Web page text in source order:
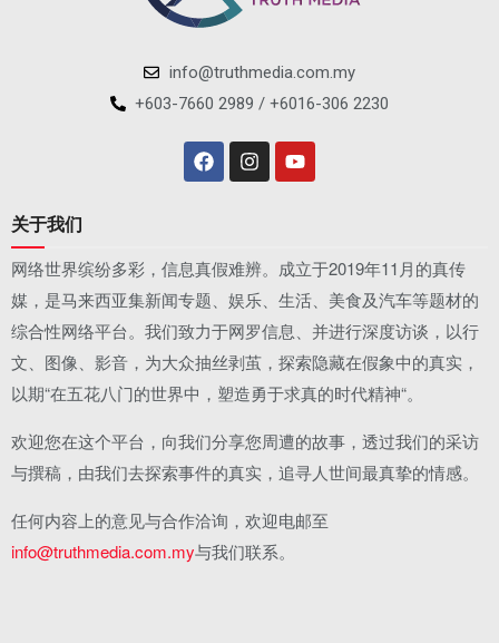
info@truthmedia.com.my
+603-7660 2989 / +6016-306 2230
关于我们
网络世界缤纷多彩，信息真假难辨。成立于2019年11月的真传
媒，是马来西亚集新闻专题、娱乐、生活、美食及汽车等题材的
综合性网络平台。我们致力于网罗信息、并进行深度访谈，以行
文、图像、影音，为大众抽丝剥茧，探索隐藏在假象中的真实，
以期“在五花八门的世界中，塑造勇于求真的时代精神“。
欢迎您在这个平台，向我们分享您周遭的故事，透过我们的采访
与撰稿，由我们去探索事件的真实，追寻人世间最真挚的情感。
任何内容上的意见与合作洽询，欢迎电邮至
info@truthmedia.com.my与我们联系。